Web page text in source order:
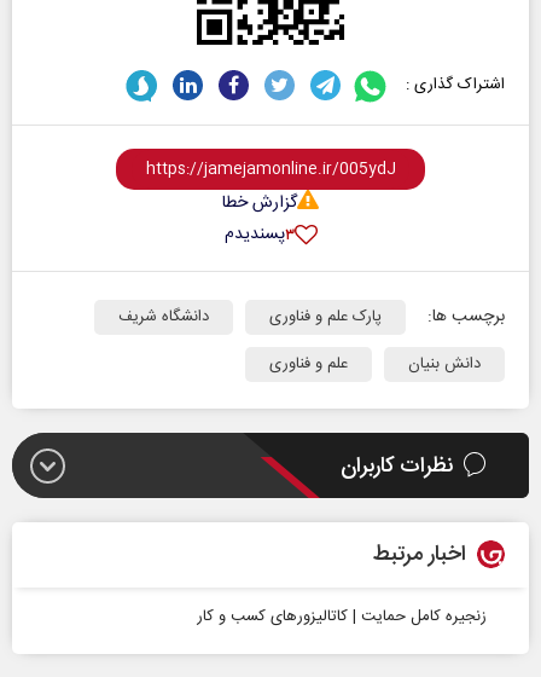
اشتراک گذاری :
گزارش خطا
پسندیدم۳
برچسب ها: پارک علم و فناوری
دانشگاه شریف
دانش بنیان
علم و فناوری
نظرات کاربران
اخبار مرتبط
زنجیره کامل حمایت | کاتالیزورهای کسب و کار